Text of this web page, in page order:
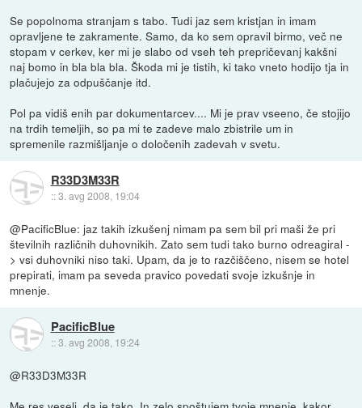
Se popolnoma stranjam s tabo. Tudi jaz sem kristjan in imam
opravljene te zakramente. Samo, da ko sem opravil birmo, več ne
stopam v cerkev, ker mi je slabo od vseh teh prepričevanj kakšni
naj bomo in bla bla bla. Škoda mi je tistih, ki tako vneto hodijo tja in
plačujejo za odpuščanje itd.
Pol pa vidiš enih par dokumentarcev.... Mi je prav vseeno, če stojijo
na trdih temeljih, so pa mi te zadeve malo zbistrile um in
spremenile razmišljanje o določenih zadevah v svetu.
R33D3M33R
::3. avg 2008, 19:04
@PacificBlue: jaz takih izkušenj nimam pa sem bil pri maši že pri
številnih različnih duhovnikih. Zato sem tudi tako burno odreagiral -
> vsi duhovniki niso taki. Upam, da je to razčiščeno, nisem se hotel
prepirati, imam pa seveda pravico povedati svoje izkušnje in
mnenje.
PacificBlue
::3. avg 2008, 19:24
@R33D3M33R